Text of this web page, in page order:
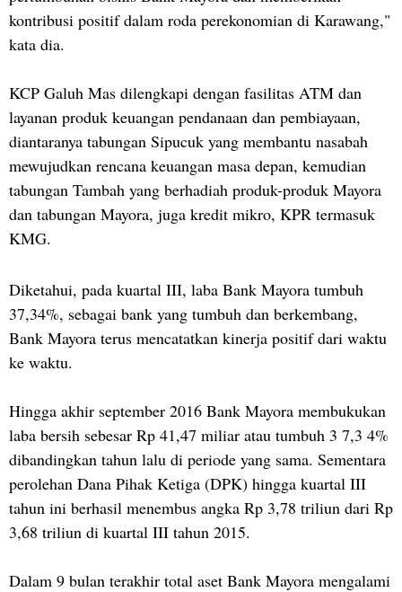
kontribusi positif dalam roda perekonomian di Karawang,"
kata dia.
KCP Galuh Mas dilengkapi dengan fasilitas ATM dan
layanan produk keuangan pendanaan dan pembiayaan,
diantaranya tabungan Sipucuk yang membantu nasabah
mewujudkan rencana keuangan masa depan, kemudian
tabungan Tambah yang berhadiah produk-produk Mayora
dan tabungan Mayora, juga kredit mikro, KPR termasuk
KMG.
Diketahui, pada kuartal III, laba Bank Mayora tumbuh
37,34%, sebagai bank yang tumbuh dan berkembang,
Bank Mayora terus mencatatkan kinerja positif dari waktu
ke waktu.
Hingga akhir september 2016 Bank Mayora membukukan
laba bersih sebesar Rp 41,47 miliar atau tumbuh 3 7,3 4%
dibandingkan tahun lalu di periode yang sama. Sementara
perolehan Dana Pihak Ketiga (DPK) hingga kuartal III
tahun ini berhasil menembus angka Rp 3,78 triliun dari Rp
3,68 triliun di kuartal III tahun 2015.
Dalam 9 bulan terakhir total aset Bank Mayora mengalami